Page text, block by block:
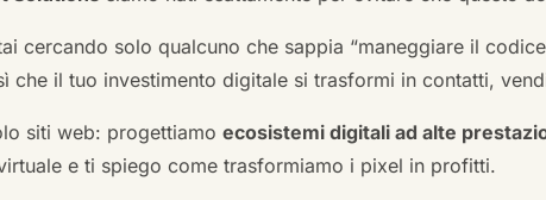
cercando solo qualcuno che sappia “maneggiare il
che il tuo investimento digitale si trasformi in contatti,
siti web: progettiamoecosistemi digitali ad alte
e ti spiego come trasformiamo i pixel in profitti.